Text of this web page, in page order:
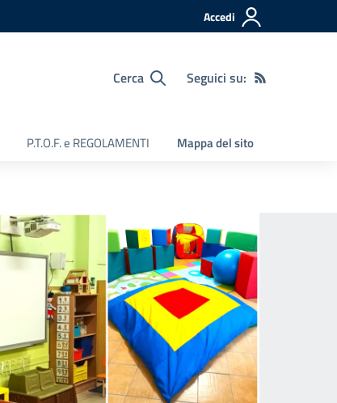
Accedi
Cerca Seguici su:
P.T.O.F. e REGOLAMENTI Mappa del sito